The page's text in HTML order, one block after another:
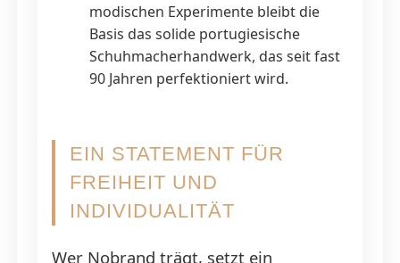
modischen Experimente bleibt die
Basis das solide portugiesische
Schuhmacherhandwerk, das seit fast
90 Jahren perfektioniert wird.
EIN STATEMENT FÜR
FREIHEIT UND
INDIVIDUALITÄT
Wer Nobrand trägt, setzt ein